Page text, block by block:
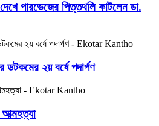
দেখে পারভেজের পিত্তথলি কাটলেন ডা.
ডটকমের ২য় বর্ষে পদার্পণ
আত্মহত্যা